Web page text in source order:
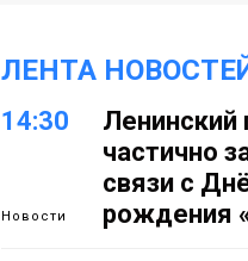
ЛЕНТА
14:30
Новости
Ленинский
частично
связи с
рождения